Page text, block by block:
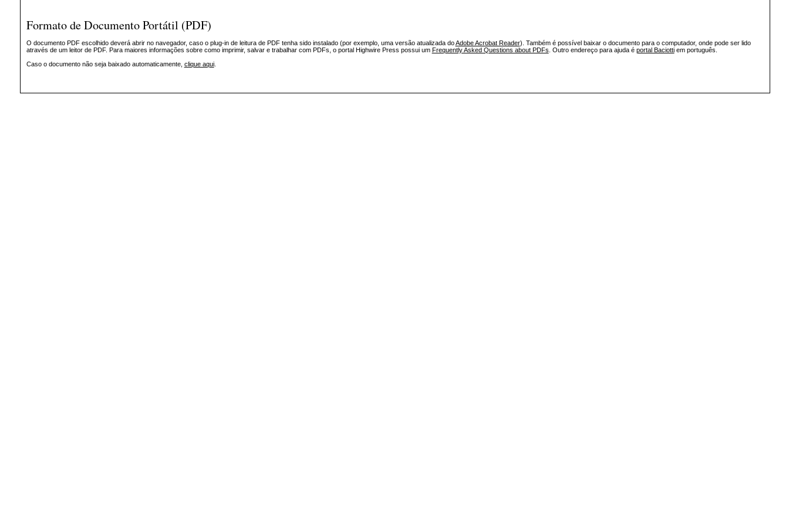
Formato de Documento Portátil (PDF)
O documento PDF escolhido deverá abrir no navegador, caso o plug-in de leitura de PDF tenha sido instalado (por exemplo, uma versão atualizada doAdobe Acrobat Reader). Também é possível baixar o documento para o computador, onde pode ser lido
através de um leitor de PDF. Para maiores informações sobre como imprimir, salvar e trabalhar com PDFs, o portal Highwire Press possui um Frequently Asked Questions about PDFs . Outro endereço para ajuda é portal Baciottiem português.
Caso o documento não seja baixado automaticamente, clique aqui.